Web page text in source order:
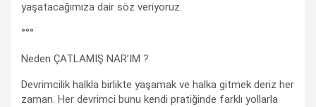
yaşatacağımıza dair söz veriyoruz.
°°°
Neden ÇATLAMIŞ NAR’IM ?
Devrimcilik halkla birlikte yaşamak ve halka gitmek deriz her
zaman. Her devrimci bunu kendi pratiğinde farklı yollarla